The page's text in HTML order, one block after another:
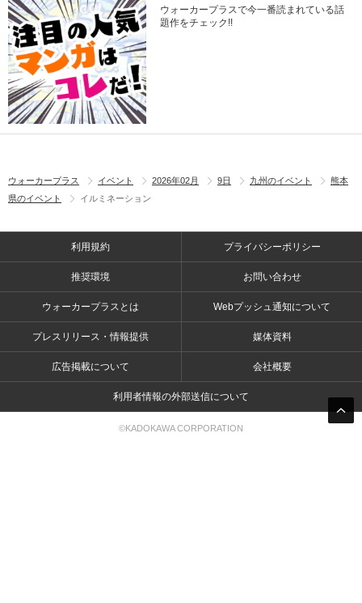
ウォーカープラスで今一番読まれている話
題作をチェック!!
ウォーカープラス イベント 2026年02月 9日 九州のイベント
熊本
県のイベント
イルミネーション
利用規約 プライバシーポリシー
推奨環境 お問い合わせ
ウォーカープラスとは Webプッシュ通知について
プレスリリース・情報提供 媒体資料
広告掲載について 会社概要
利用者情報の外部送信について
©KADOKAWA CORPORATION